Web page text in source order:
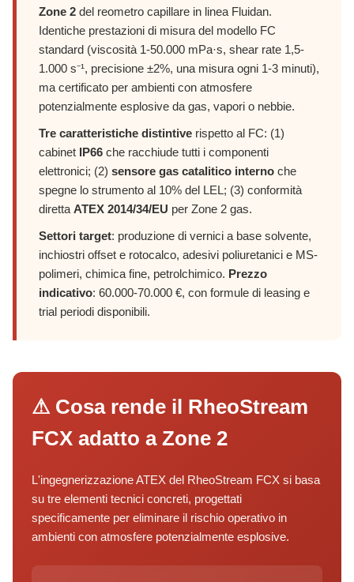
Zone 2 del reometro capillare in linea Fluidan.
Identiche prestazioni di misura del modello FC
standard (viscosità 1-50.000 mPa·s, shear rate 1,5-
1.000 s⁻¹, precisione ±2%, una misura ogni 1-3 minuti),
ma certificato per ambienti con atmosfere
potenzialmente esplosive da gas, vapori o nebbie.
Tre caratteristiche distintive rispetto al FC: (1)
cabinet IP66 che racchiude tutti i componenti
elettronici; (2) sensore gas catalitico interno che
spegne lo strumento al 10% del LEL; (3) conformità
diretta ATEX 2014/34/EU per Zone 2 gas.
Settori target: produzione di vernici a base solvente,
inchiostri offset e rotocalco, adesivi poliuretanici e MS-
polimeri, chimica fine, petrolchimico. Prezzo
indicativo: 60.000-70.000 €, con formule di leasing e
trial periodi disponibili.
⚠ Cosa rende il RheoStream
FCX adatto a Zone 2
L'ingegnerizzazione ATEX del RheoStream FCX si basa
su tre elementi tecnici concreti, progettati
specificamente per eliminare il rischio operativo in
ambienti con atmosfere potenzialmente esplosive.